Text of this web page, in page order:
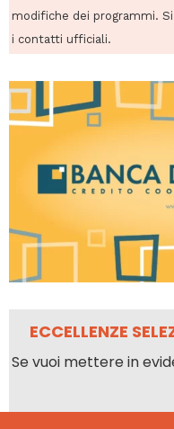
modifiche dei programmi.
i contatti ufficiali.
ECCELLENZE
Se vuoi mettere in